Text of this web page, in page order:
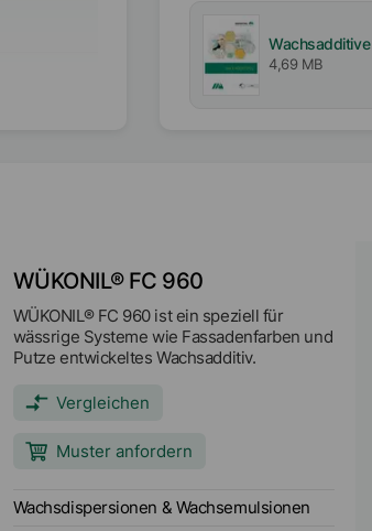
Wachsadditive
4,69 MB
WÜKONIL® FC 960
WÜKONIL® FC 960 ist ein speziell für
wässrige Systeme wie Fassadenfarben und
Putze entwickeltes Wachsadditiv.
Vergleichen
Muster anfordern
Wachsdispersionen & Wachsemulsionen